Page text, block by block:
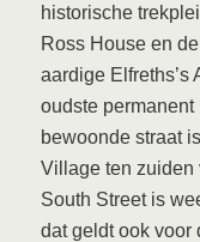
historische
Ross House en de
aardige Elfreths’s
oudste permanent
bewoonde straat
Village ten zuiden
South Street is
dat geldt ook voor